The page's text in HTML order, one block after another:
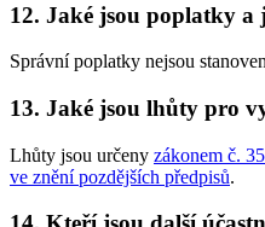
12. Jaké jsou poplatky a
Správní poplatky nejsou
13. Jaké jsou lhůty pro
Lhůty jsou určeny zákonem č.
ve znění pozdějších předpisů.